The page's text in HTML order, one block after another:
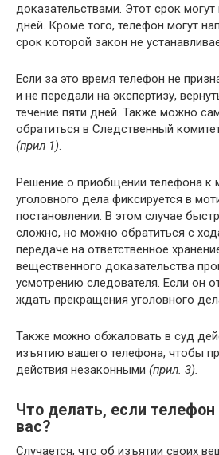
доказательствами. Этот срок
дней. Кроме того, телефон могут
срок которой закон не
Если за это время телефон не
и не передали на экспертизу,
течение пяти дней. Также можно
обратиться в Следственный
(прил 1)
Решение о приобщении телефона к
уголовного дела фиксируется в
постановлении. В этом случае
сложно, но можно обратиться с
передаче на ответственное
вещественного доказательства
усмотрению следователя. Если он
ждать прекращения уголовного
Также можно обжаловать в суд
изъятию вашего телефона, чтобы
действия незаконными (прил. 3).
Что делать, если телефон
вас?
Случается, что об изъятии своих